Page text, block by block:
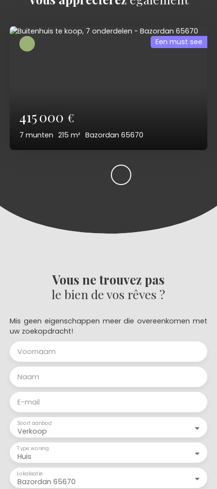
415 000 €
7 munten 215 m² Bazordan 65670
Een must see
Vous ne trouvez pas
le bien de vos rêves ?
Mis geen eigenschappen meer die overeenkomen met
uw zoekopdracht!
Voornaam
Naam
E-mail
Verkoop
Soort aanbod
Huis
Type woning
Bazordan 65670
Lokalisatie